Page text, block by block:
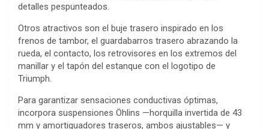
detalles pespunteados.
Otros atractivos son el buje trasero inspirado en los
frenos de tambor, el guardabarros trasero abrazando la
rueda, el contacto, los retrovisores en los extremos del
manillar y el tapón del estanque con el logotipo de
Triumph.
Para garantizar sensaciones conductivas óptimas,
incorpora suspensiones Öhlins —horquilla invertida de 43
mm y amortiguadores traseros, ambos ajustables— y